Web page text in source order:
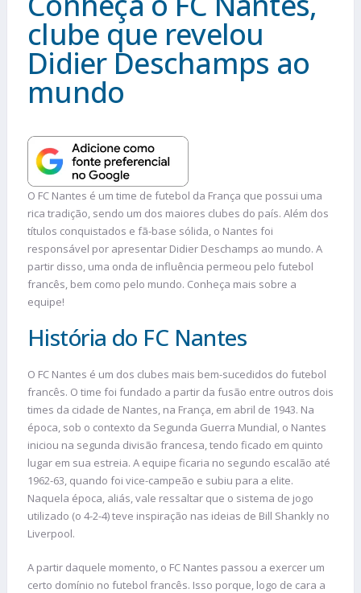
clube que revelou
Didier Deschamps ao
mundo
O FC Nantes é um time de futebol da França que possui uma
rica tradição, sendo um dos maiores clubes do país. Além dos
títulos conquistados e fã-base sólida, o Nantes foi
responsável por apresentar Didier Deschamps ao mundo. A
partir disso, uma onda de influência permeou pelo futebol
francês, bem como pelo mundo. Conheça mais sobre a
equipe!
História do FC Nantes
O FC Nantes é um dos clubes mais bem-sucedidos do futebol
francês. O time foi fundado a partir da fusão entre outros dois
times da cidade de Nantes, na França, em abril de 1943. Na
época, sob o contexto da Segunda Guerra Mundial, o Nantes
iniciou na segunda divisão francesa, tendo ficado em quinto
lugar em sua estreia. A equipe ficaria no segundo escalão até
1962-63, quando foi vice-campeão e subiu para a elite.
Naquela época, aliás, vale ressaltar que o sistema de jogo
utilizado (o 4-2-4) teve inspiração nas ideias de Bill Shankly no
Liverpool.
A partir daquele momento, o FC Nantes passou a exercer um
certo domínio no futebol francês. Isso porque, logo de cara a